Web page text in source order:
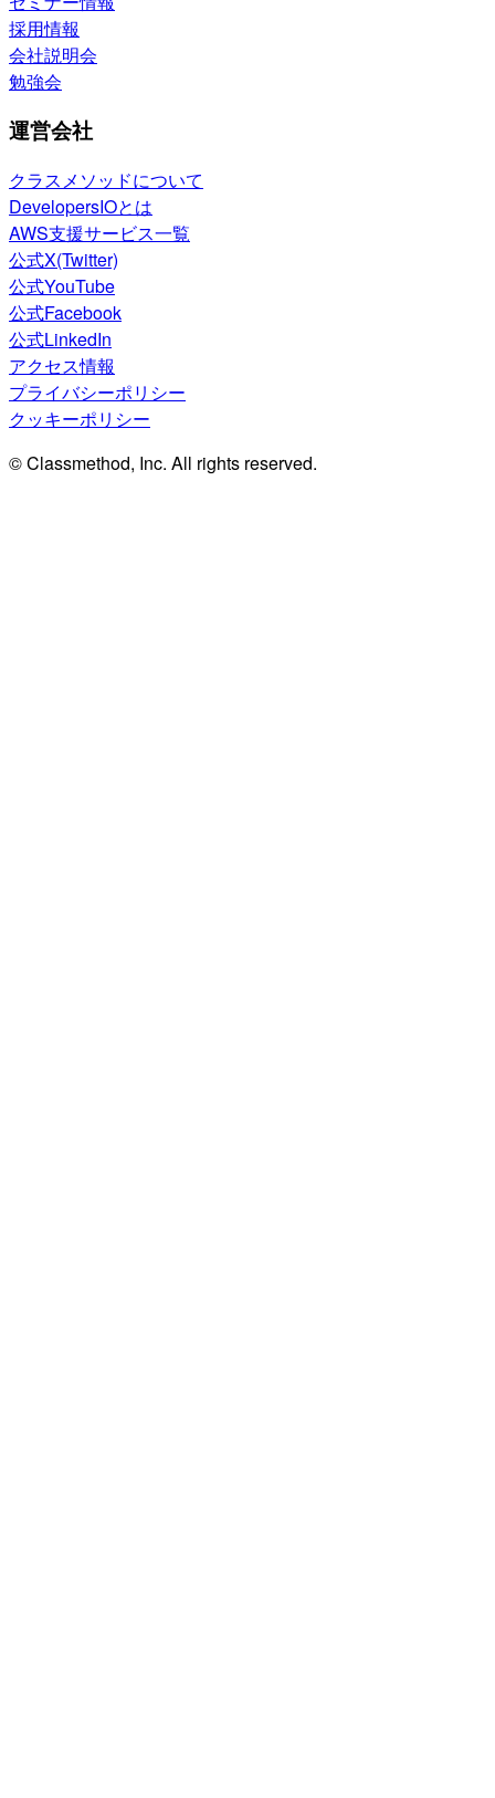
採用情報
会社説明会
勉強会
運営会社
クラスメソッドについて
DevelopersIOとは
AWS支援サービス一覧
公式X(Twitter)
公式YouTube
公式Facebook
公式LinkedIn
アクセス情報
プライバシーポリシー
クッキーポリシー
© Classmethod, Inc. All rights reserved.